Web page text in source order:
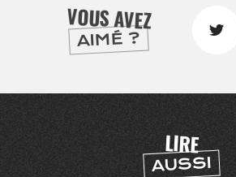
VOUS AVEZ
AIMÉ ?
LIRE
AUSSI